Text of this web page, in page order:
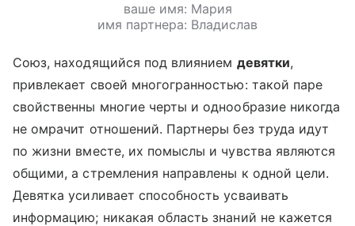
ваше имя: Мария
имя партнера: Владислав
Союз, находящийся под влиянием девятки,
привлекает своей многогранностью: такой паре
свойственны многие черты и однообразие никогда
не омрачит отношений. Партнеры без труда идут
по жизни вместе, их помыслы и чувства являются
общими, а стремления направлены к одной цели.
Девятка усиливает способность усваивать
информацию; никакая область знаний не кажется